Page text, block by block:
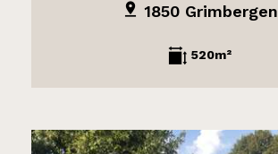
1850 Grimbergen
520m²